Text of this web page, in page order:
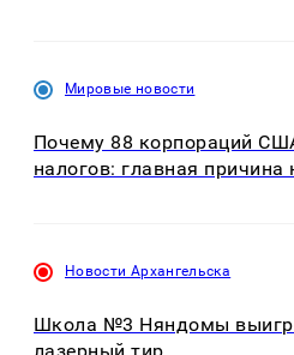
Мировые новости
Почему 88 корпораций
налогов: главная причина
Новости Архангельска
Школа №3 Няндомы